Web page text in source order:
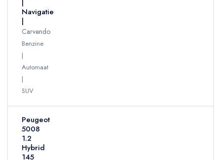
|
Navigatie
|
Carvendo
Benzine
Automaat
SUV
Peugeot
5008
1.2
Hybrid
145